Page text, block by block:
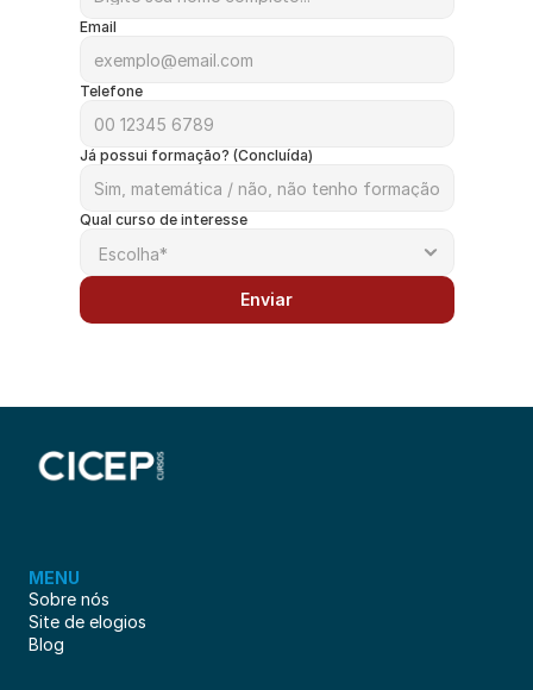
Email
Telefone
Já possui formação? (Concluída)
Qual curso de interesse
Enviar
MENU
Sobre nós
Site de elogios
Blog